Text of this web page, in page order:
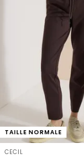
TAILLE NORMALE
CECIL